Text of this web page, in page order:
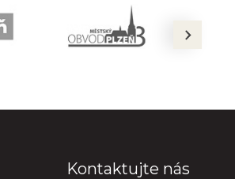
next
Kontaktujte nás